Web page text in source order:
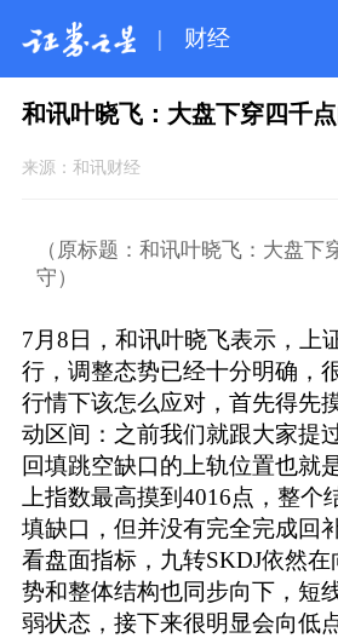
| 财经
和讯叶晓飞：大盘下穿四千
来源： 和讯财经
（原标题：和讯叶晓飞：大盘下
守）
7月8日，和讯叶晓飞表示，上
行，调整态势已经十分明确，
行情下该怎么应对，首先得先
动区间：之前我们就跟大家提
回填跳空缺口的上轨位置也就
上指数最高摸到4016点，整个
填缺口，但并没有完全完成回
看盘面指标，九转SKDJ依然
势和整体结构也同步向下，短
弱状态，接下来很明显会向低